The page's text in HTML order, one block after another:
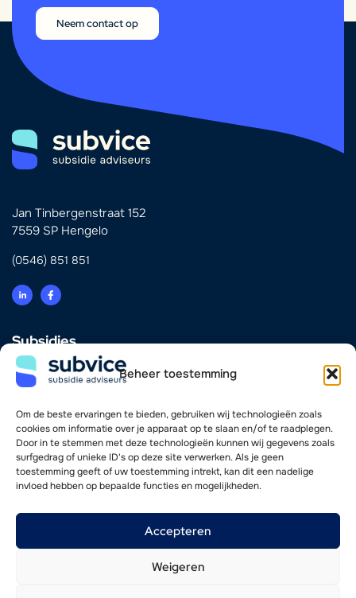
Beheer toestemming
Om de beste ervaringen te bieden, gebruiken wij technologieën zoals
cookies om informatie over je apparaat op te slaan en/of te raadplegen.
Door in te stemmen met deze technologieën kunnen wij gegevens zoals
surfgedrag of unieke ID's op deze site verwerken. Als je geen
toestemming geeft of uw toestemming intrekt, kan dit een nadelige
invloed hebben op bepaalde functies en mogelijkheden.
Accepteren
Weigeren
Jan Tinbergenstraat 152
7559 SP Hengelo
(0546) 851 851
Subsidies
Innovatie
Energie & Verduurzaming
Investering & Financiering
Zorg
Vind je weg
Adviseurs
Nieuwsoverzicht
Contact
Neem contact op